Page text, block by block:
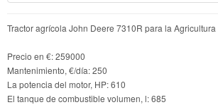
Tractor agrícola John Deere 7310R para la
Precio en €: 259000
Mantenimiento, €/día: 250
La potencia del motor, HP: 610
El tanque de combustible volumen, l: 685